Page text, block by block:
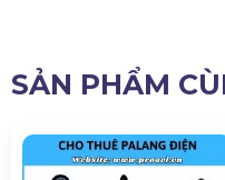
SẢN PHẨM